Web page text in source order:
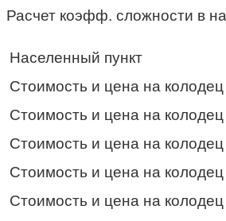
Расчет коэфф. сложности в
Населенный пункт
Стоимость и цена на
Стоимость и цена на колодец
Стоимость и цена на колодец
Стоимость и цена на колодец
Стоимость и цена на колодец